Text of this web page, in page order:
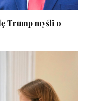
Trump myśli o